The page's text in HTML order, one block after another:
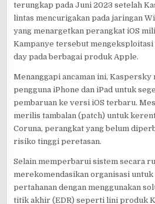
terungkap pada Juni 2023 setelah
lintas mencurigakan pada jaringan
yang menargetkan perangkat iOS
Kampanye tersebut
day pada berbagai produk Apple.
Menanggapi ancaman ini, Kaspersky
pengguna iPhone dan iPad untuk
pembaruan ke versi iOS terbaru.
merilis tambalan (patch) untuk
Coruna, perangkat yang belum
risiko tinggi peretasan.
Selain memperbarui sistem secara
merekomendasikan organisasi
pertahanan dengan menggunakan
titik akhir (EDR) seperti lini produk